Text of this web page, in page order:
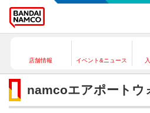
店舗情報 イベント&ニュース
namcoエアポートウ